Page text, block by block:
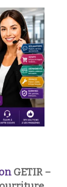
GETIR –